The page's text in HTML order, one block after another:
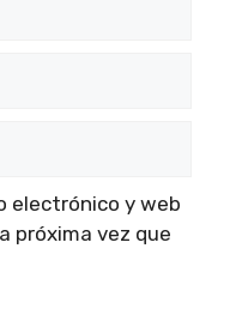
electrónico y web
próxima vez que